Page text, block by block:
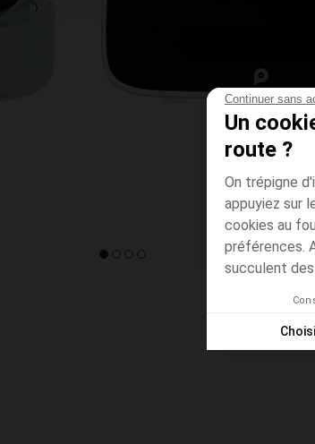
Continuer sans
Un
route ?
On trépigne
appuyiez sur
cookies au
préférences.
succulent
Plateforme de